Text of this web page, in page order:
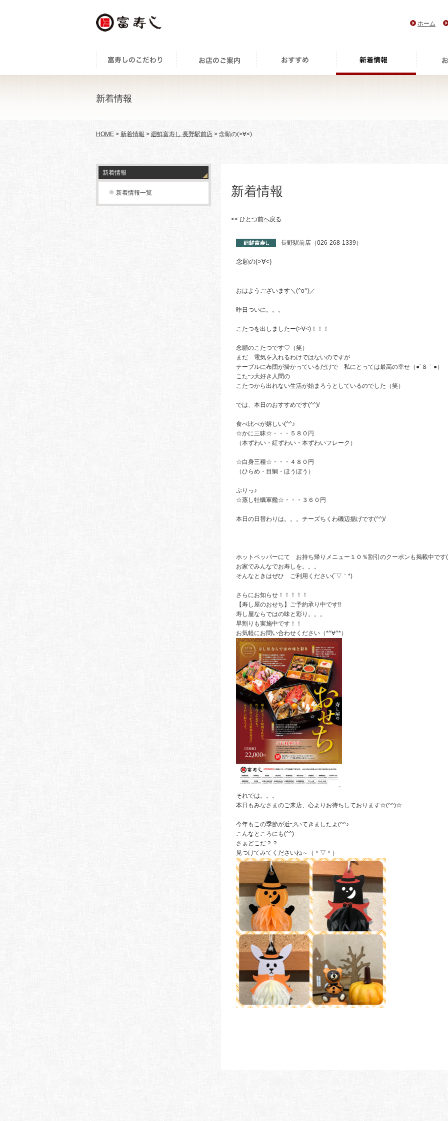
ホーム
新着情報
HOME > 新着情報 > 廻鮮富寿し 長野駅前店 > 念願の(>∀<)
新着情報
新着情報一覧 新着情報
<< ひとつ前へ戻る
長野駅前店（026-268-1339）
念願の(>∀<)
おはようございます＼(^o^)／
昨日ついに。。。
こたつを出しましたー(>∀<)！！！
念願のこたつです♡（笑）
まだ 電気を入れるわけではないのですが
テーブルに布団が掛かっているだけで 私にとっては最高の幸せ（●´８｀●）
こたつ大好き人間の
こたつから出れない生活が始まろうとしているのでした（笑）
では、本日のおすすめです(^^)/
食べ比べが嬉しい(^^♪
☆かに三昧☆・・・５８０円
（本ずわい・紅ずわい・本ずわいフレーク）
☆白身三種☆・・・４８０円
（ひらめ・目鯛・ほうぼう）
ぷりっ♪
☆蒸し牡蠣軍艦☆・・・３６０円
本日の日替わりは。。。チーズちくわ磯辺揚げです(^^)/
ホットペッパーにて お持ち帰りメニュー１０％割引のクーポンも掲載中です
お家でみんなでお寿しを。。。
そんなときはぜひ ご利用ください(´▽｀*)
さらにお知らせ！！！！！
【寿し屋のおせち】ご予約承り中です‼
寿し屋ならではの味と彩り。。。
早割りも実施中です！！
お気軽にお問い合わせください（*^∀^*）
それでは。。。
本日もみなさまのご来店、心よりお待ちしております☆(^^)☆
今年もこの季節が近づいてきましたよ(^^♪
こんなところにも(^^)
さぁどこだ？？
見つけてみてくださいね～（＾▽＾）